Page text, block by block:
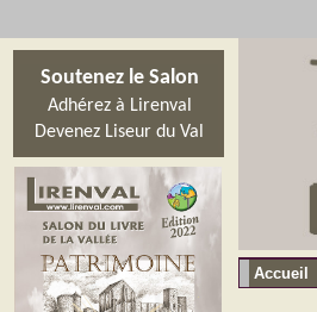
Accueil
Soutenez le Salon
Adhérez à Lirenval
Devenez Liseur du Val